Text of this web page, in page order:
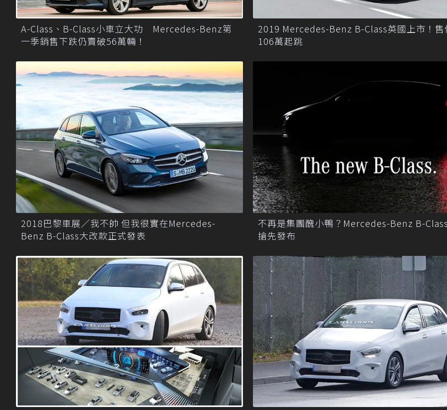
A-Class、B-Class小車立大功 Mercedes-Benz第
一季銷售下跌仍賣破56萬輛！
2019 Mercedes-Benz B-Class英國上市！售
106萬起跳
2018巴黎車展／我不帥 但我很實在Mercedes-
Benz B-Class大改款正式發表
不再是集團醜小鴨？Mercedes-Benz B-
搶先發布